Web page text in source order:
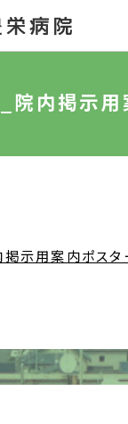
院内掲示用
示用案内ポスタ